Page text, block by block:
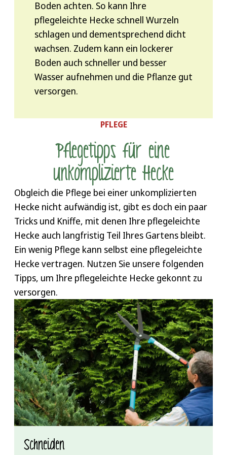
Boden achten. So kann Ihre
pflegeleichte Hecke schnell Wurzeln
schlagen und dementsprechend dicht
wachsen. Zudem kann ein lockerer
Boden auch schneller und besser
Wasser aufnehmen und die Pflanze gut
versorgen.
PFLEGE
Pflegetipps für eine
unkomplizierte Hecke
Obgleich die Pflege bei einer unkomplizierten
Hecke nicht aufwändig ist, gibt es doch ein paar
Tricks und Kniffe, mit denen Ihre pflegeleichte
Hecke auch langfristig Teil Ihres Gartens bleibt.
Ein wenig Pflege kann selbst eine pflegeleichte
Hecke vertragen. Nutzen Sie unsere folgenden
Tipps, um Ihre pflegeleichte Hecke gekonnt zu
versorgen.
Schneiden